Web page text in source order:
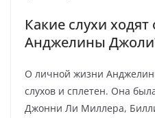
Какие слухи
Анджелины
О личной жизни
слухов и сплетен. Она
Джонни Ли Миллера,